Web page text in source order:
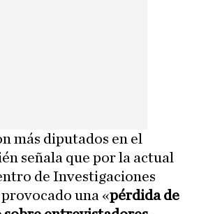
más diputados en el
señala que por la actual
de Investigaciones
una «pérdida de